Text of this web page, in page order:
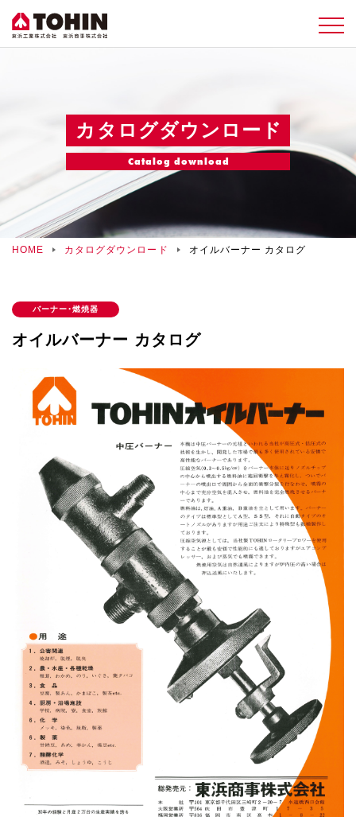
カタログダウンロード
Catalog download
HOME カタログダウンロード オイルバーナー カタログ
オイルバーナー カタログ
バーナー・燃焼器